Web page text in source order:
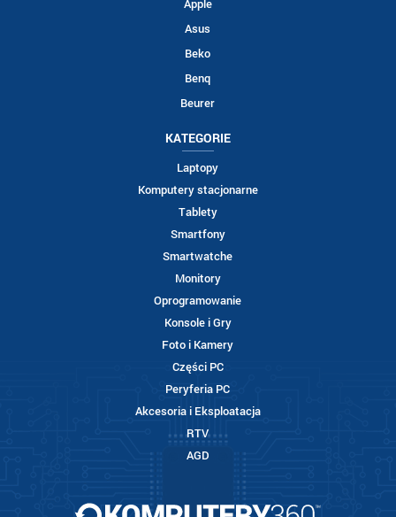
Apple
Asus
Beko
Benq
Beurer
KATEGORIE
Laptopy
Komputery stacjonarne
Tablety
Smartfony
Smartwatche
Monitory
Oprogramowanie
Konsole i Gry
Foto i Kamery
Części PC
Peryferia PC
Akcesoria i Eksploatacja
RTV
AGD